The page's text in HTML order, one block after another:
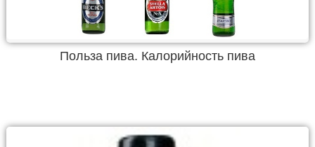
Польза пива. Калорийность пива